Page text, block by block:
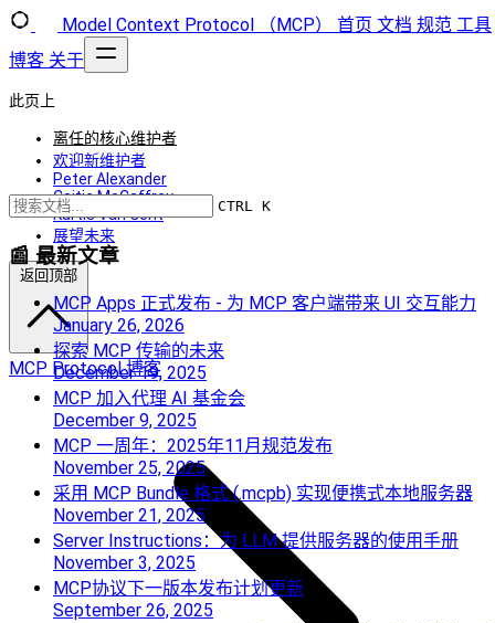
Model Context Protocol （MCP） 首页 文档 规范 工具
博客 关于
CTRL K
📰 最新文章
MCP Apps 正式发布 - 为 MCP 客户端带来 UI 交互能力
January 26, 2026
探索 MCP 传输的未来
December 19, 2025
MCP 加入代理 AI 基金会
December 9, 2025
MCP 一周年：2025年11月规范发布
November 25, 2025
采用 MCP Bundle 格式 (.mcpb) 实现便携式本地服务器
November 21, 2025
Server Instructions：为 LLM 提供服务器的使用手册
November 3, 2025
MCP协议下一版本发布计划更新
September 26, 2025
此页上
离任的核心维护者
欢迎新维护者
Peter Alexander
Caitie McCaffrey
Kurtis Van Gent
展望未来
返回顶部
MCP Protocol 博客